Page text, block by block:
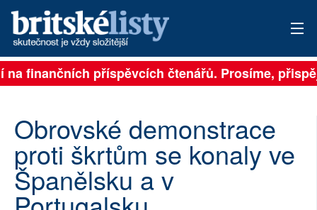
PŘIHLÁSIT
ARCHIV
ROZHOVORY
TÉMATA
finančních příspěvcích čtenářů. Prosíme,
Obrovské demonstrace
proti škrtům se konaly ve
Španělsku a v